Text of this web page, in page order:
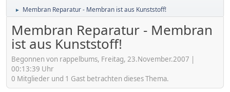
► Membran Reparatur - Membran ist aus Kunststoff!
Membran Reparatur - Membran
ist aus Kunststoff!
Begonnen von rappelbums, Freitag, 23.November.2007 |
00:13:39 Uhr
0 Mitglieder und 1 Gast betrachten dieses Thema.